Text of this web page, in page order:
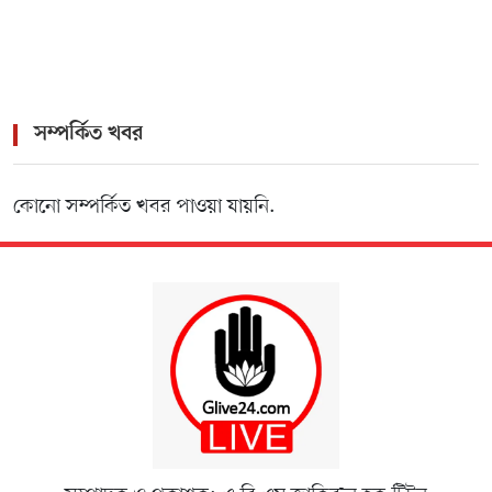
সম্পর্কিত খবর
কোনো সম্পর্কিত খবর পাওয়া যায়নি.